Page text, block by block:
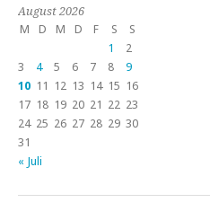
August 2026
M
D M D F S
S
1
2
3
4 5 6 7 8
9
10 11 12 13 14 15 16
17 18 19 20 21 22 23
24 25 26 27 28 29 30
31
« Juli